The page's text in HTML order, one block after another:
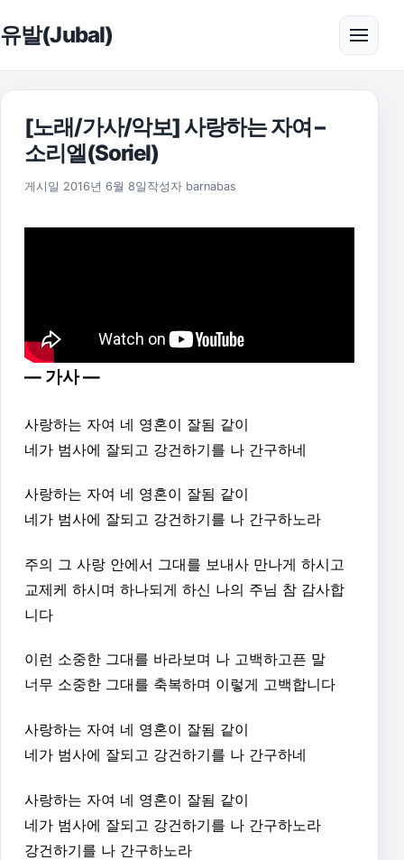
유발(Jubal) 메뉴
[노래/가사/악보] 사랑하는 자여 –
소리엘(Soriel)
게시일 2016년 6월 8일 2025년 11월 18일
작성자 barnabas
— 가사 —
사랑하는 자여 네 영혼이 잘됨 같이
네가 범사에 잘되고 강건하기를 나 간구하네
사랑하는 자여 네 영혼이 잘됨 같이
네가 범사에 잘되고 강건하기를 나 간구하노라
주의 그 사랑 안에서 그대를 보내사 만나게 하시고
교제케 하시며 하나되게 하신 나의 주님 참 감사합
니다
이런 소중한 그대를 바라보며 나 고백하고픈 말
너무 소중한 그대를 축복하며 이렇게 고백합니다
사랑하는 자여 네 영혼이 잘됨 같이
네가 범사에 잘되고 강건하기를 나 간구하네
사랑하는 자여 네 영혼이 잘됨 같이
네가 범사에 잘되고 강건하기를 나 간구하노라
강건하기를 나 간구하노라